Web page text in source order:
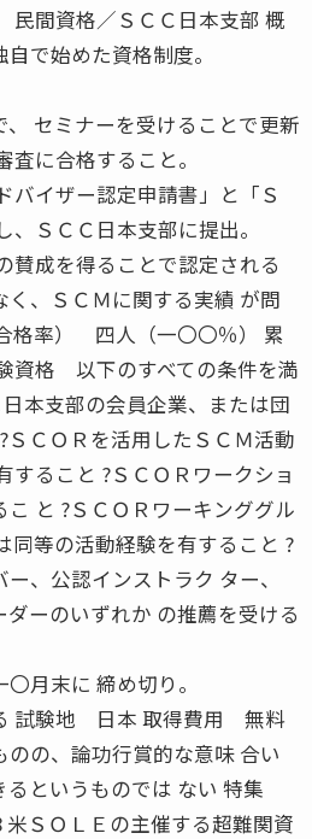
間資格／ＳＣＣ日本支部 概
で始めた資格制度。
セミナーを受けることで更新
に合格すること。
バイザー認定申請書」と「Ｓ
、ＳＣＣ日本支部に提出。
賛成を得ることで認定される
、ＳＣＭに関する実績 が問
格率） 四人（一〇〇％） 累
資格 以下のすべての条件を満
本支部の会員企業、または団
ＳＣＯＲを活用したＳＣＭ活動
すること ?ＳＣＯＲワークショ
と ?ＳＣＯＲワーキンググル
同等の活動経験を有すること ?
、公認インストラク ター、
ーのいずれか の推薦を受ける
月末に 締め切り。
試験地 日本 取得費用 無料
の、論功行賞的な意味 合い
というものでは ない 特集
ＳＯＬＥの主催する超難関資